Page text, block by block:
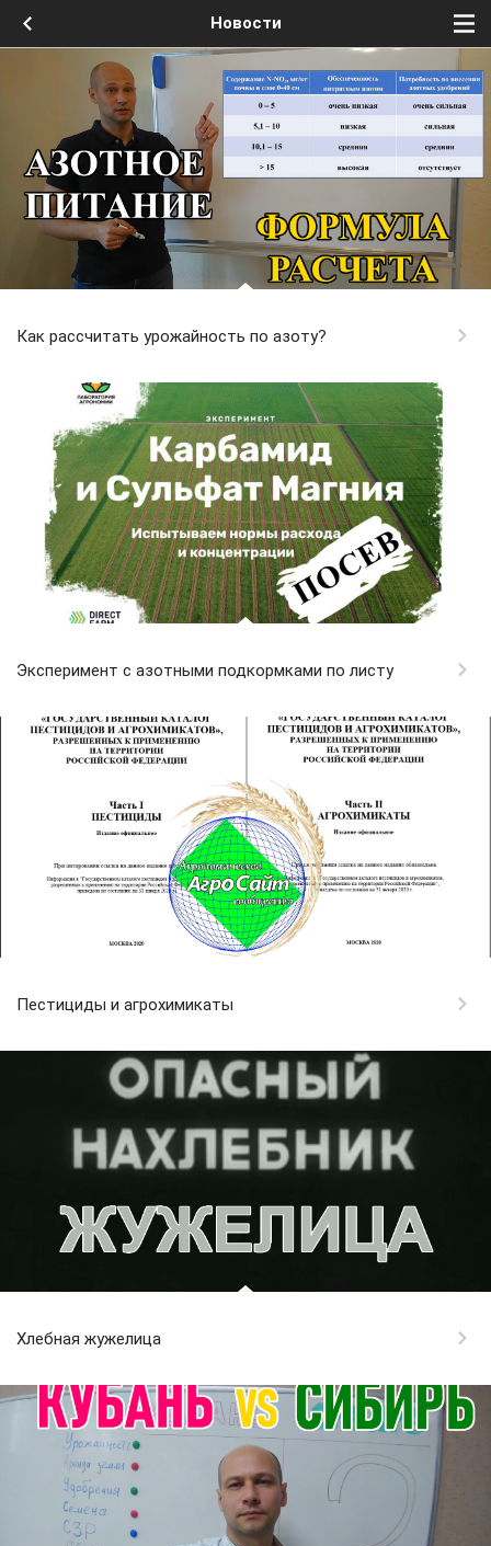
Новости
Как рассчитать урожайность по азоту?
Эксперимент с азотными подкормками по листу
Пестициды и агрохимикаты
Хлебная жужелица